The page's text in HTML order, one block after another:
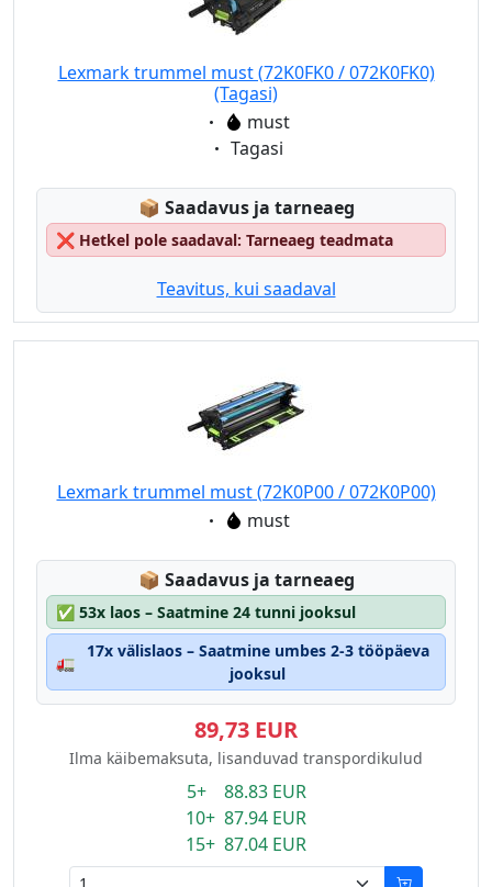
Lexmark trummel must (72K0FK0 / 072K0FK0)
(Tagasi)
Eigenschaft:
must
Eigenschaft:
Tagasi
📦 Lagerstatus:
Saadavus ja tarneaeg
❌ Hetkel pole saadaval: Tarneaeg teadmata
Teavitus, kui saadaval
Lexmark trummel must (72K0P00 / 072K0P00)
Eigenschaft:
must
📦 Lagerstatus:
Saadavus ja tarneaeg
✅ 53x laos – Saatmine 24 tunni jooksul
🚛
17x välislaos – Saatmine umbes 2-3 tööpäeva
jooksul
89,73 EUR
Ilma käibemaksuta, lisanduvad transpordikulud
5+ 88.83 EUR
10+ 87.94 EUR
15+ 87.04 EUR